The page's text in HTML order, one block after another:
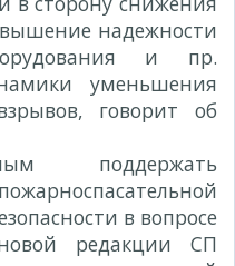
надежности
и пр.
уменьшения
говорит об
поддержать
в вопросе
редакции СП